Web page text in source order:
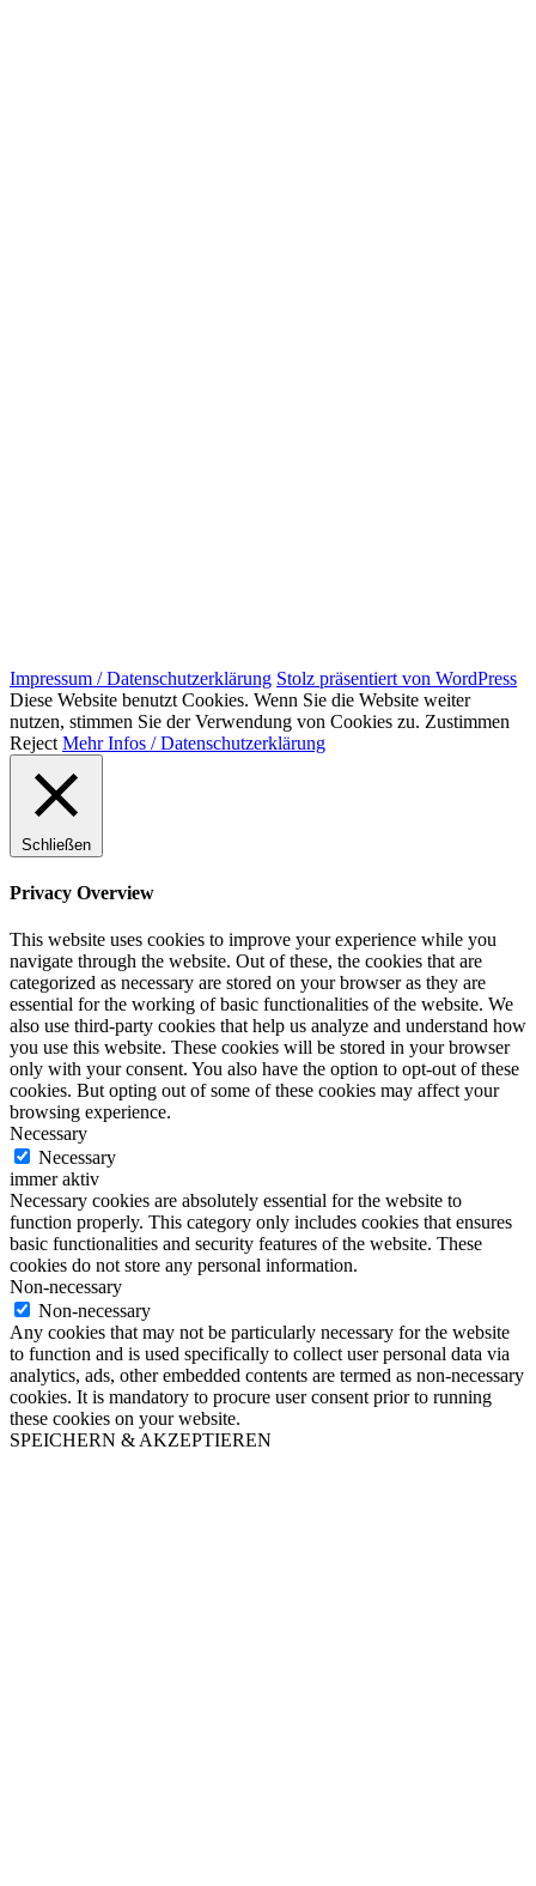
Impressum / Datenschutzerklärung Stolz präsentiert von WordPress
Diese Website benutzt Cookies. Wenn Sie die Website weiter
nutzen, stimmen Sie der Verwendung von Cookies zu. Zustimmen
Reject Mehr Infos / Datenschutzerklärung
Schließen
Privacy Overview
This website uses cookies to improve your experience while you
navigate through the website. Out of these, the cookies that are
categorized as necessary are stored on your browser as they are
essential for the working of basic functionalities of the website. We
also use third-party cookies that help us analyze and understand how
you use this website. These cookies will be stored in your browser
only with your consent. You also have the option to opt-out of these
cookies. But opting out of some of these cookies may affect your
browsing experience.
Necessary
Necessary
immer aktiv
Necessary cookies are absolutely essential for the website to
function properly. This category only includes cookies that ensures
basic functionalities and security features of the website. These
cookies do not store any personal information.
Non-necessary
Non-necessary
Any cookies that may not be particularly necessary for the website
to function and is used specifically to collect user personal data via
analytics, ads, other embedded contents are termed as non-necessary
cookies. It is mandatory to procure user consent prior to running
these cookies on your website.
SPEICHERN & AKZEPTIEREN